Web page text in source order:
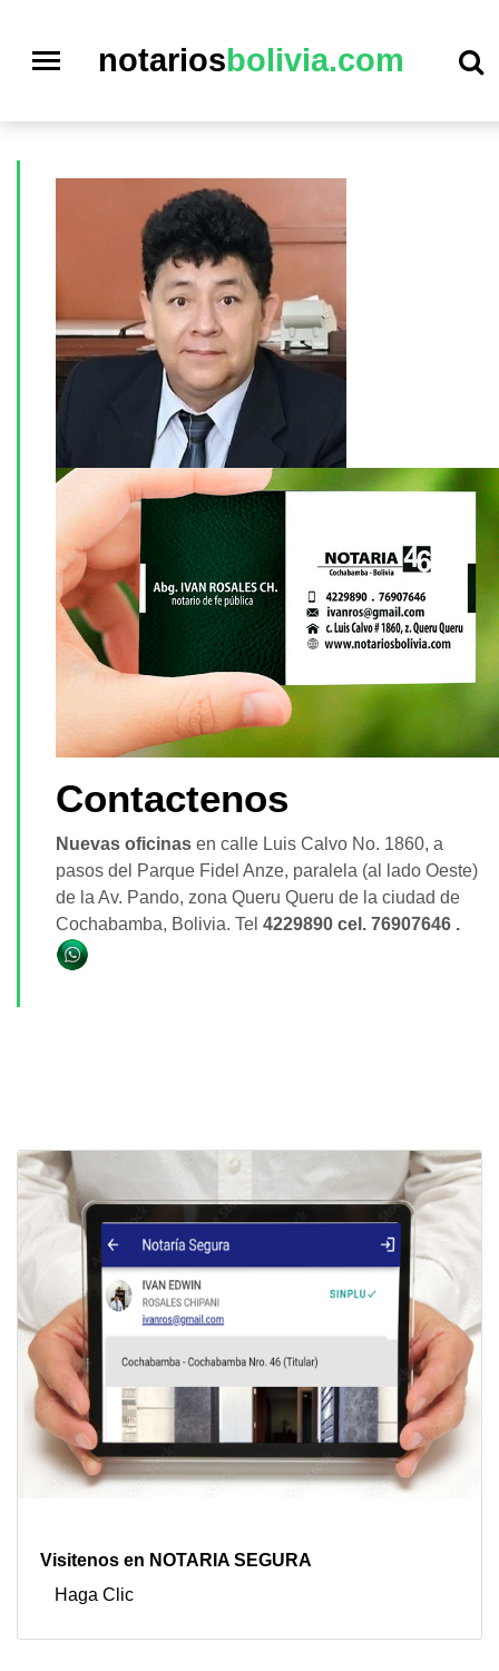
notariosbolivia.com
Contactenos
Nuevas oficinas en calle Luis Calvo No. 1860, a
pasos del Parque Fidel Anze, paralela (al lado Oeste)
de la Av. Pando, zona Queru Queru de la ciudad de
Cochabamba, Bolivia. Tel 4229890 cel. 76907646 .
Visitenos en NOTARIA SEGURA
Haga Clic